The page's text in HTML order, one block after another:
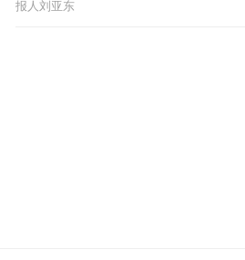
报人刘亚东